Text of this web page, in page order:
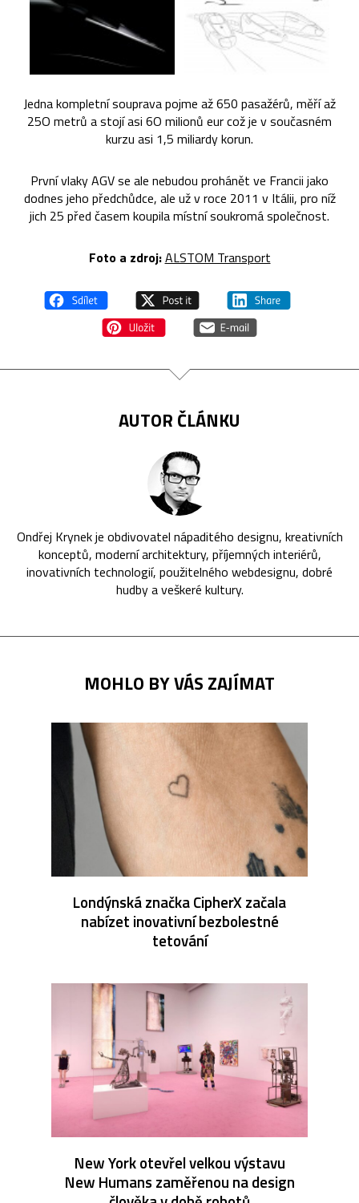
Jedna kompletní souprava pojme až 650 pasažérů, měří až
25O metrů a stojí asi 6O milionů eur což je v současném
kurzu asi 1,5 miliardy korun.
První vlaky AGV se ale nebudou prohánět ve Francii jako
dodnes jeho předchůdce, ale už v roce 2011 v Itálii, pro níž
jich 25 před časem koupila místní soukromá společnost.
Foto a zdroj:ALSTOM Transport
AUTOR ČLÁNKU
Ondřej Krynek je obdivovatel nápaditého designu, kreativních
konceptů, moderní architektury, příjemných interiérů,
inovativních technologií, použitelného webdesignu, dobré
hudby a veškeré kultury.
MOHLO BY VÁS ZAJÍMAT
Londýnská značka CipherX začala
nabízet inovativní bezbolestné
tetování
New York otevřel velkou výstavu
New Humans zaměřenou na design